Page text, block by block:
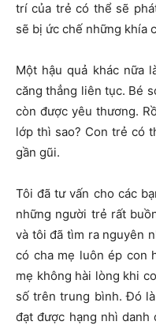
trí của trẻ có thể sẽ
sẽ bị ức chế những khía
Một hậu quả khác nữa
căng thẳng liên tục. Bé
còn được yêu thương.
lớp thì sao? Con trẻ có
gần gũi.
Tôi đã tư vấn cho các
những người trẻ rất
và tôi đã tìm ra nguyên
có cha mẹ luôn ép con
mẹ không hài lòng khi
số trên trung bình. Đó
đạt được hạng nhì